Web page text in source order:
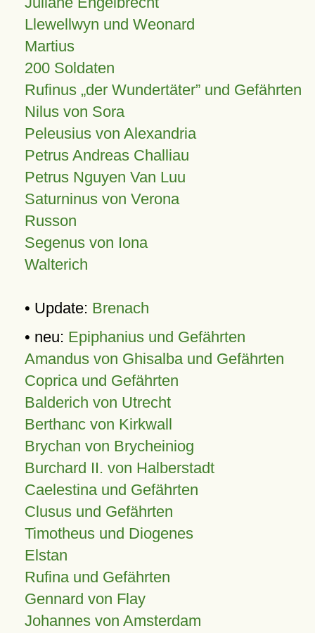
Llewellwyn und Weonard
Martius
200 Soldaten
Rufinus „der Wundertäter” und Gefährten
Nilus von Sora
Peleusius von Alexandria
Petrus Andreas Challiau
Petrus Nguyen Van Luu
Saturninus von Verona
Russon
Segenus von Iona
Walterich
• Update: Brenach
• neu: Epiphanius und Gefährten
Amandus von Ghisalba und Gefährten
Coprica und Gefährten
Balderich von Utrecht
Berthanc von Kirkwall
Brychan von Brycheiniog
Burchard II. von Halberstadt
Caelestina und Gefährten
Clusus und Gefährten
Timotheus und Diogenes
Elstan
Rufina und Gefährten
Gennard von Flay
Johannes von Amsterdam